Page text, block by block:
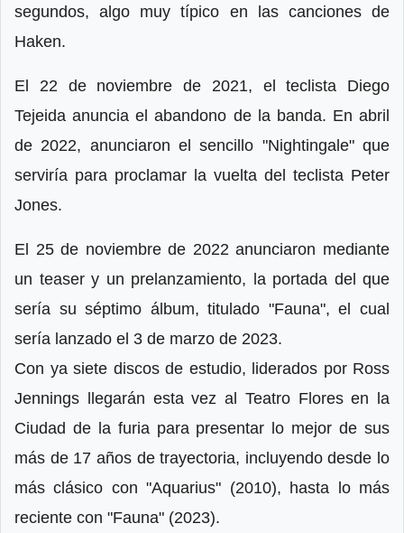
segundos, algo muy típico en las canciones de
Haken.
El 22 de noviembre de 2021, el teclista Diego
Tejeida anuncia el abandono de la banda. En abril
de 2022, anunciaron el sencillo "Nightingale" que
serviría para proclamar la vuelta del teclista Peter
Jones.
El 25 de noviembre de 2022 anunciaron mediante
un teaser y un prelanzamiento, la portada del que
sería su séptimo álbum, titulado "Fauna", el cual
sería lanzado el 3 de marzo de 2023.
Con ya siete discos de estudio, liderados por Ross
Jennings llegarán esta vez al Teatro Flores en la
Ciudad de la furia para presentar lo mejor de sus
más de 17 años de trayectoria, incluyendo desde lo
más clásico con "Aquarius" (2010), hasta lo más
reciente con "Fauna" (2023).